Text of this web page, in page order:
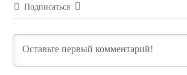
Подписаться